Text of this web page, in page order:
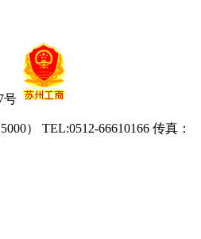
号
） TEL:0512-66610166 传真：